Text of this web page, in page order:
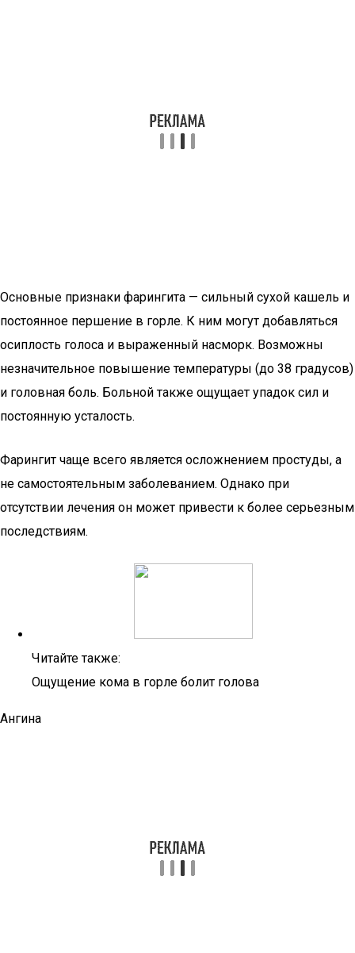
Основные признаки фарингита — сильный сухой кашель и
постоянное першение в горле. К ним могут добавляться
осиплость голоса и выраженный насморк. Возможны
незначительное повышение температуры (до 38 градусов)
и головная боль. Больной также ощущает упадок сил и
постоянную усталость.
Фарингит чаще всего является осложнением простуды, а
не самостоятельным заболеванием. Однако при
отсутствии лечения он может привести к более серьезным
последствиям.
Читайте также:
Ощущение кома в горле болит голова
Ангина